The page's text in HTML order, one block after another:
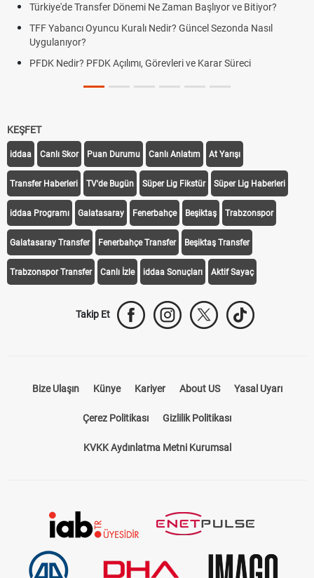
Türkiye'de Transfer Dönemi Ne Zaman Başlıyor ve Bitiyor?
TFF Yabancı Oyuncu Kuralı Nedir? Güncel Sezonda Nasıl
Uygulanıyor?
PFDK Nedir? PFDK Açılımı, Görevleri ve Karar Süreci
KEŞFET
iddaa Canlı Skor Puan Durumu Canlı Anlatım At Yarışı
Transfer Haberleri TV'de Bugün Süper Lig Fikstür Süper Lig Haberleri
iddaa Programı Galatasaray Fenerbahçe Beşiktaş Trabzonspor
Galatasaray Transfer Fenerbahçe Transfer Beşiktaş Transfer
Trabzonspor Transfer Canlı İzle iddaa Sonuçları Aktif Sayaç
Takip Et
Bize Ulaşın Künye Kariyer About US Yasal Uyarı
Çerez Politikası Gizlilik Politikası
KVKK Aydınlatma Metni Kurumsal